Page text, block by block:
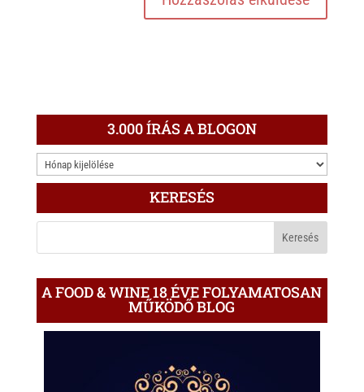
3.000 ÍRÁS A BLOGON
3.000
ÍRÁS
KERESÉS
A FOOD & WINE 18 ÉVE FOLYAMATOSAN
MŰKÖDŐ BLOG